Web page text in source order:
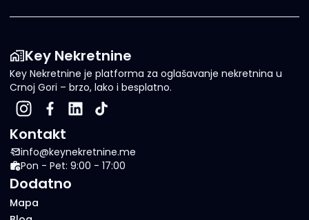
Key Nekretnine
Key Nekretnine je platforma za oglašavanje nekretnina u
Crnoj Gori – brzo, lako i besplatno.
Kontakt
info@keynekretnine.me
Pon - Pet: 9:00 - 17:00
Dodatno
Mapa